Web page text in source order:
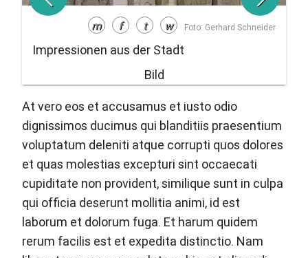
m f t w Foto: Gerhard Schneider
Impressionen aus der Stadt
At vero eos et accusamus et iusto odio
dignissimos ducimus qui blanditiis praesentium
voluptatum deleniti atque corrupti quos dolores
et quas molestias excepturi sint occaecati
cupiditate non provident, similique sunt in culpa
qui officia deserunt mollitia animi, id est
laborum et dolorum fuga. Et harum quidem
rerum facilis est et expedita distinctio. Nam